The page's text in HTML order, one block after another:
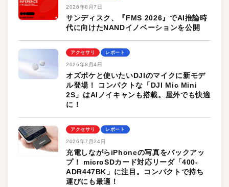
2026年8月7日
サンディスク、『FMS 2026』でAI推論時
代に向けたNANDイノベーションを公開
アクセサリ レポート
2026年8月4日
オズポケと使いたいDJIのマイクに新モデ
ル登場！ コンパクトな「DJI Mic Mini
2S」はAIノイキャンも搭載。屋外でも快適
に！
アクセサリ レポート
2026年7月24日
充電しながらiPhoneの写真をバックアッ
プ！ microSDカード対応リーダ「400-
ADR447BK」に注目。コンパクトで持ち
運びにも最適！